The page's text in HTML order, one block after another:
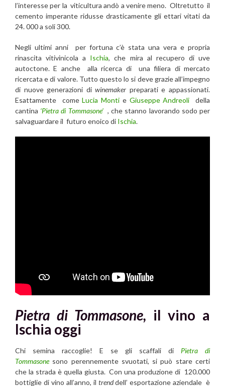
l’interesse per la viticultura andò a venire meno. Oltretutto il
cemento imperante ridusse drasticamente gli ettari vitati da
24. 000 a soli 300.
Negli ultimi anni per fortuna c’è stata una vera e propria
rinascita vitivinicola a Ischia, che mira al recupero di uve
autoctone. E anche alla ricerca di una filiera di mercato
ricercata e di valore. Tutto questo lo si deve grazie all’impegno
di nuove generazioni diwinemaker preparati e appassionati.
Esattamente comeLucia Monti e Giuseppe Andreoli della
cantina ‘Pietra di Tommasone’, che stanno lavorando sodo per
salvaguardare il futuro enoico di Ischia.
Pietra di Tommasone, il vino a
Ischia oggi
Chi semina raccoglie! E se gli scaffali di Pietra di
Tommasonesono perennemente svuotati, si può stare certi
che la strada è quella giusta. Con una produzione di 120.000
bottiglie di vino all’anno, il trenddell’ esportazione aziendale è